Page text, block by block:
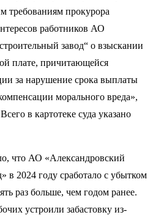
требованиям прокурора
работников АО
завод“ о взыскании
плате, причитающейся
за нарушение срока выплаты
морального вреда»,
в картотеке суда указано
что АО «Александровский
в 2024 году сработало с убытком
раз больше, чем годом ранее.
устроили забастовку из-